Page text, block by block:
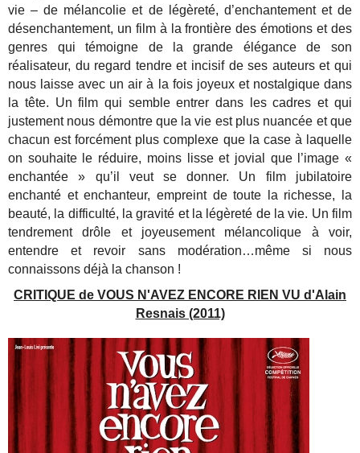
vie – de mélancolie et de légèreté, d’enchantement et de
désenchantement, un film à la frontière des émotions et des
genres qui témoigne de la grande élégance de son
réalisateur, du regard tendre et incisif de ses auteurs et qui
nous laisse avec un air à la fois joyeux et nostalgique dans
la tête. Un film qui semble entrer dans les cadres et qui
justement nous démontre que la vie est plus nuancée et que
chacun est forcément plus complexe que la case à laquelle
on souhaite le réduire, moins lisse et jovial que l’image «
enchantée » qu’il veut se donner. Un film jubilatoire
enchanté et enchanteur, empreint de toute la richesse, la
beauté, la difficulté, la gravité et la légèreté de la vie. Un film
tendrement drôle et joyeusement mélancolique à voir,
entendre et revoir sans modération…même si nous
connaissons déjà la chanson !
CRITIQUE de VOUS N'AVEZ ENCORE RIEN VU d'Alain
Resnais (2011)